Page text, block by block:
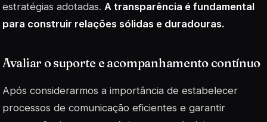
estratégias adotadas. A transparência é fundamental
para construir relações sólidas e duradouras.
Avaliar o suporte e acompanhamento contínuo
Após considerarmos a importância de estabelecer
processos de comunicação eficientes e garantir